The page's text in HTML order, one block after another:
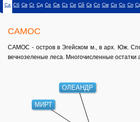
Са Сб Св Сг Сд Се Сж Сз Си Сй Ск Сл См Сн Со Сп
САМОС
САМОС - остров в Эгейском м., в арх. Юж.
вечнозеленые леса. Многочисленные
МИРТ
ОЛЕАНДР